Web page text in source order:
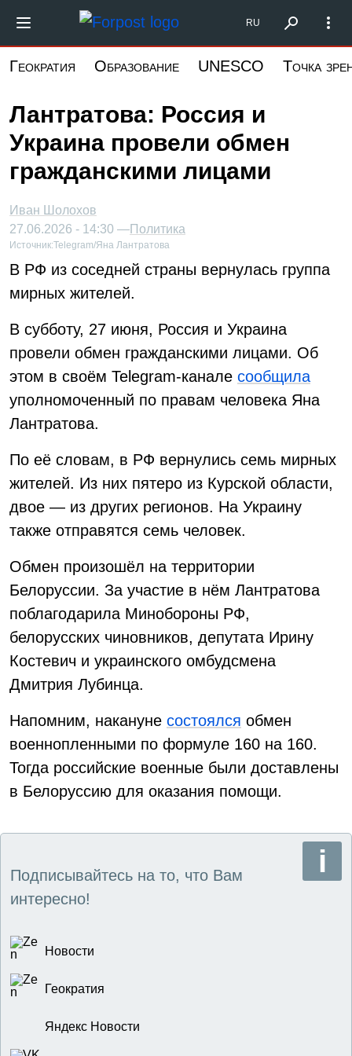
основному
Форпост Северо-Запад
RU
Геократия Образование UNESCO Точка
Лантратова: Россия и
Украина провели обмен
гражданскими лицами
Иван Шолохов
27.06.2026 - 14:30 —Политика
Источник:Telegram/Яна Лантратова
В РФ из соседней страны вернулась группа
мирных жителей.
В субботу, 27 июня, Россия и Украина
провели обмен гражданскими лицами. Об
этом в своём Telegram-канале сообщила
уполномоченный по правам человека Яна
Лантратова.
По её словам, в РФ вернулись семь мирных
жителей. Из них пятеро из Курской области,
двое — из других регионов. На Украину
также отправятся семь человек.
Обмен произошёл на территории
Белоруссии. За участие в нём Лантратова
поблагодарила Минобороны РФ,
белорусских чиновников, депутата Ирину
Костевич и украинского омбудсмена
Дмитрия Лубинца.
Напомним, накануне состоялся обмен
военнопленными по формуле 160 на 160.
Тогда российские военные были доставлены
в Белоруссию для оказания помощи.
Подписывайтесь на то, что Вам
интересно!
Новости
Геократия
Яндекс Новости